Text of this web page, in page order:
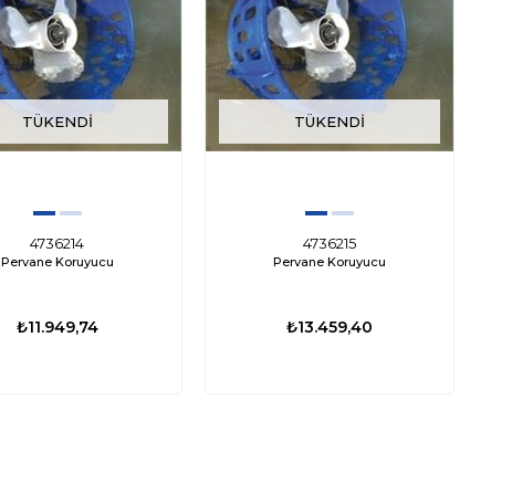
TÜKENDI
4736214
Pervane Koruyucu
₺11.949,74
TÜKENDI
4736215
Pervane Koruyucu
₺13.459,40